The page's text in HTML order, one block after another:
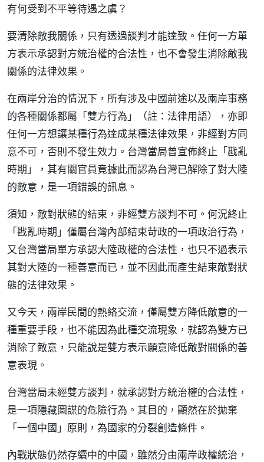
有何受到不平等待遇之虞？
要清除敵我關係，只有透過談判才能達致。任何一方單
方表示承認對方統治權的合法性，也不會發生消除敵我
關係的法律效果。
在兩岸分治的情況下，所有涉及中國前途以及兩岸事務
的各種關係都屬「雙方行為」（註：法律用語），亦即
任何一方想讓某種行為達成某種法律效果，非經對方同
意不可，否則不發生效力。台灣當局曾宣佈終止「戡亂
時期」，其有關官員竟據此而認為台灣已解除了對大陸
的敵意，是一項錯誤的訊息。
須知，敵對狀態的結束，非經雙方談判不可。何況終止
「戡亂時期」僅屬台灣內部結束苛政的一項政治行為，
又台灣當局單方承認大陸政權的合法性，也只不過表示
其對大陸的一種善意而已，並不因此而產生結束敵對狀
態的法律效果。
又今天，兩岸民間的熱絡交流，僅屬雙方降低敵意的一
種重要手段，也不能因為此種交流現象，就認為雙方已
消除了敵意，只能說是雙方表示願意降低敵對關係的善
意表現。
台灣當局未經雙方談判，就承認對方統治權的合法性，
是一項隱藏圖謀的危險行為。其目的，顯然在於拋棄
「一個中國」原則，為國家的分裂創造條件。
內戰狀態仍然存續中的中國，雖然分由兩岸政權統治，